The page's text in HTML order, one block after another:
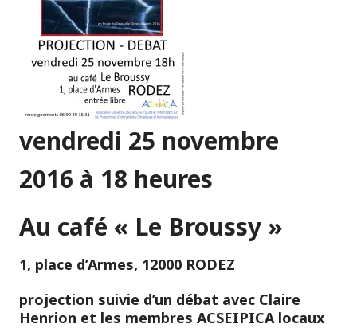
vendredi 25 novembre
2016 à 18 heures
Au café « Le Broussy »
1, place d’Armes, 12000 RODEZ
projection suivie d’un débat avec Claire
Henrion et les membres ACSEIPICA locaux